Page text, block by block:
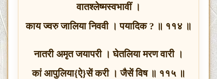
वातश्लेष्मस्वभावीं ।
काय ज्वरु जालिया निववी । पयादिक ? ॥ ११४ ॥
नातरी अमृत जयापरी । घेतलिया मरण वारी ।
कां आपुलिया{ऐ}सें करी । जैसें विष ॥ ११५ ॥